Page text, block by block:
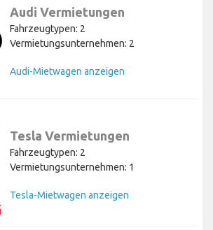
Audi Vermietungen
Fahrzeugtypen: 2
Vermietungsunternehmen: 2
Audi-Mietwagen anzeigen
Tesla Vermietungen
Fahrzeugtypen: 2
Vermietungsunternehmen: 1
Tesla-Mietwagen anzeigen